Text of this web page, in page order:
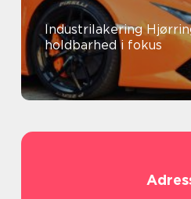
Industrilakering
holdbarhed i fokus